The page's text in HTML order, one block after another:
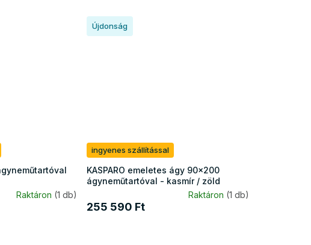
Raktáron (1 db)
Újdonság
ingyenes szállítással
KASPARO emeletes ágy 90x200
ágyneműtartóval - kasmír / zöld
Raktáron (1 db)
255 590 Ft